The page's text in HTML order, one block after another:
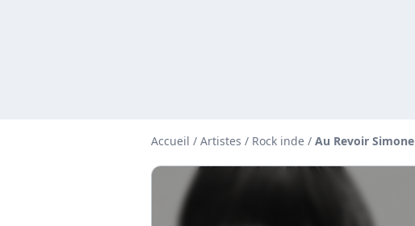
Accueil / Artistes / Rock inde / Au Revoir Simone